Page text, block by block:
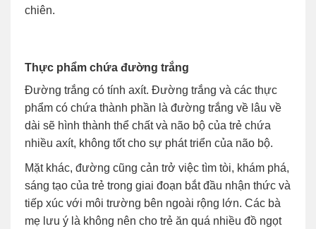
chiên.
Thực phẩm chứa đường trắng
Đường trắng có tính axít. Đường trắng và các thực
phẩm có chứa thành phần là đường trắng về lâu về
dài sẽ hình thành thể chất và não bộ của trẻ chứa
nhiều axít, không tốt cho sự phát triển của não bộ.
Mặt khác, đường cũng cản trở việc tìm tòi, khám phá,
sáng tạo của trẻ trong giai đoạn bắt đầu nhận thức và
tiếp xúc với môi trường bên ngoài rộng lớn. Các bà
mẹ lưu ý là không nên cho trẻ ăn quá nhiều đồ ngọt